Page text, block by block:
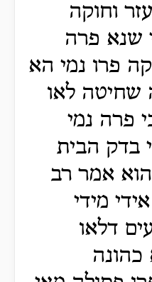
וחוקה
שנא פרה
פרו נמי הא
שחיטה לאו
פרה נמי
בדק הבית
הוא אמר רב
מידי
דלאו
כהונה